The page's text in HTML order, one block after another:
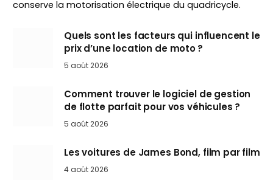
conserve la motorisation électrique du quadricycle.
Quels sont les facteurs qui influencent le
prix d’une location de moto ?
5 août 2026
Comment trouver le logiciel de gestion
de flotte parfait pour vos véhicules ?
5 août 2026
Les voitures de James Bond, film par film
4 août 2026